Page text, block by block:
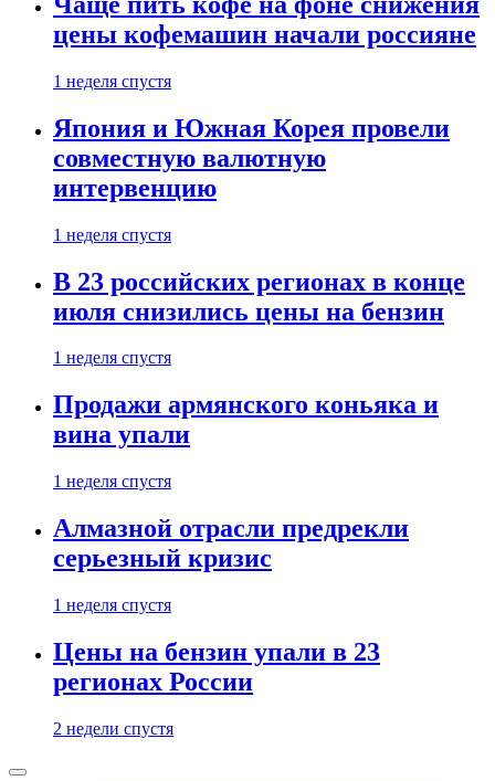
цены кофемашин начали россияне
1 неделя спустя
Япония и Южная Корея провели
совместную валютную
интервенцию
1 неделя спустя
В 23 российских регионах в конце
июля снизились цены на бензин
1 неделя спустя
Продажи армянского коньяка и
вина упали
1 неделя спустя
Алмазной отрасли предрекли
серьезный кризис
1 неделя спустя
Цены на бензин упали в 23
регионах России
2 недели спустя